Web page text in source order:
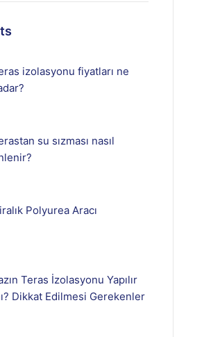
izolasyonu fiyatları ne
su sızması nasıl
Polyurea Aracı
Teras İzolasyonu Yapılır
Dikkat Edilmesi Gerekenler